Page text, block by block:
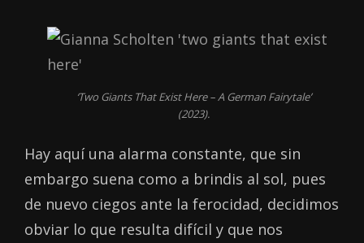
‘Two Giants That Exist Here – A German Fairytale’
(2023).
Hay aquí una alarma constante, que sin
embargo suena como a brindis al sol, pues
de nuevo ciegos ante la ferocidad, decidimos
obviar lo que resulta difícil y que nos